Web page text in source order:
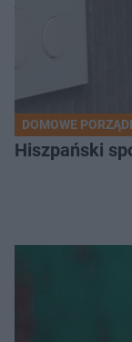
DOMOWE
Hiszpański